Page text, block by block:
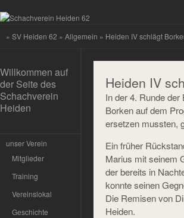
» SV Heiden 62 » Allgemein » Heiden IV schlägt
Willkommen auf
der Seite des
Schachverein
Heiden
unser Verein
Mitglieder
Training
Vereinslokal
Geschichte
Heiden IV
In der 4. Runde
Borken auf dem
ersetzen mussten,
Ein früher
Marius mit seinem
der bereits in
konnte seinen
Die Remisen von
Heiden.